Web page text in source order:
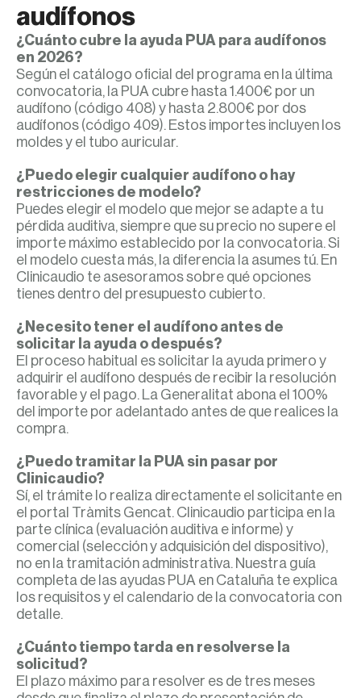
audífonos
¿Cuánto cubre la ayuda PUA para audífonos
en 2026?
Según el catálogo oficial del programa en la última
convocatoria, la PUA cubre hasta 1.400€ por un
audífono (código 408) y hasta 2.800€ por dos
audífonos (código 409). Estos importes incluyen los
moldes y el tubo auricular.
¿Puedo elegir cualquier audífono o hay
restricciones de modelo?
Puedes elegir el modelo que mejor se adapte a tu
pérdida auditiva, siempre que su precio no supere el
importe máximo establecido por la convocatoria. Si
el modelo cuesta más, la diferencia la asumes tú. En
Clinicaudio te asesoramos sobre qué opciones
tienes dentro del presupuesto cubierto.
¿Necesito tener el audífono antes de
solicitar la ayuda o después?
El proceso habitual es solicitar la ayuda primero y
adquirir el audífono después de recibir la resolución
favorable y el pago. La Generalitat abona el 100%
del importe por adelantado antes de que realices la
compra.
¿Puedo tramitar la PUA sin pasar por
Clinicaudio?
Sí, el trámite lo realiza directamente el solicitante en
el portal Tràmits Gencat. Clinicaudio participa en la
parte clínica (evaluación auditiva e informe) y
comercial (selección y adquisición del dispositivo),
no en la tramitación administrativa. Nuestra guía
completa de las ayudas PUA en Cataluña te explica
los requisitos y el calendario de la convocatoria con
detalle.
¿Cuánto tiempo tarda en resolverse la
solicitud?
El plazo máximo para resolver es de tres meses